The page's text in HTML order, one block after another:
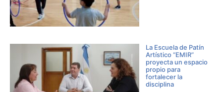
La Escuela de Patín
Artístico “EMIR”
proyecta un espacio
propio para
fortalecer la
disciplina